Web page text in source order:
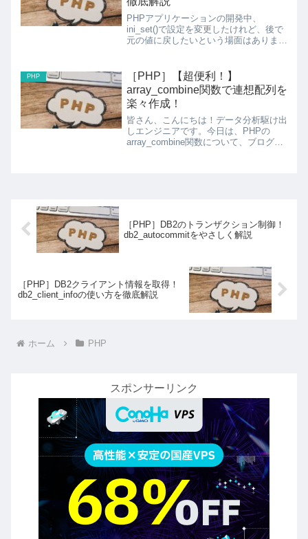
PHPアプリケーションの開発中、
ini_set()で設定を変更したけれど、後で
元の値に戻したいという場面はありませ
ini_restore()関数の詳しい使い方から
実...
PHP
［PHP］【超便利！】
array_combine関数で連想配列を
楽々作成！
皆さん、こんにちは！データ分析駆け出
しエンジニアです。今日は、PHPの
array_combine関数について、ブログ風
［PHP］DB2のトランザクション制御！
db2_autocommitをやさしく解説
［PHP］DB2クライアント情報を取得！
db2_client_infoの使い方を徹底解説
ホーム PHP
スポンサーリンク